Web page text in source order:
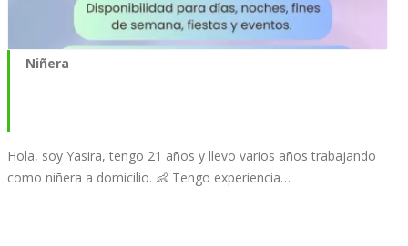
Niñera
Hola, soy Yasira, tengo 21 años y llevo varios años trabajando
como niñera a domicilio. 👶 Tengo experiencia…